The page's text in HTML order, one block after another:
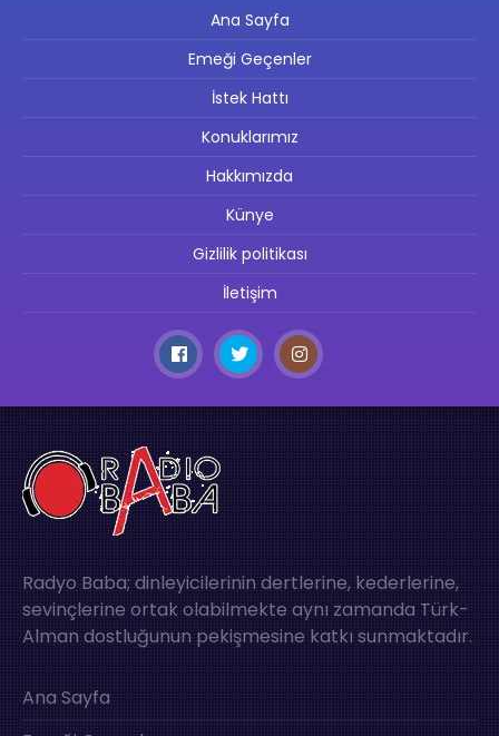
Ana Sayfa
Emeği Geçenler
İstek Hattı
Konuklarımız
Hakkımızda
Künye
Gizlilik politikası
İletişim
Radyo Baba; dinleyicilerinin dertlerine, kederlerine,
sevinçlerine ortak olabilmekte aynı zamanda Türk-
Alman dostluğunun pekişmesine katkı sunmaktadır.
Ana Sayfa